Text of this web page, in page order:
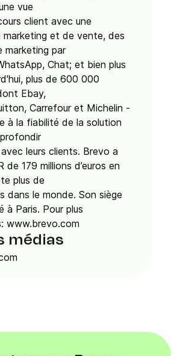
vue
client avec une
et de vente, des
marketing par
Chat; et bien plus
plus de 600 000
Ebay,
Carrefour et Michelin -
à la fiabilité de la solution
leurs clients. Brevo a
179 millions d’euros en
plus de
dans le monde. Son siège
à Paris. Pour plus
www.brevo.com
médias